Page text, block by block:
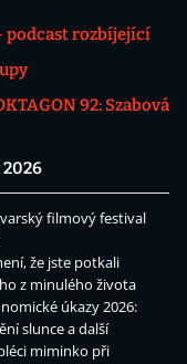
podcast rozbíjející
92: Szabová
2026
filmový festival
že jste potkali
z minulého života
úkazy 2026:
slunce a další
miminko při